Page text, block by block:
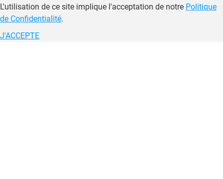
L'utilisation de ce site implique l'acceptation de notre Politique
de Confidentialité.
J'ACCEPTE